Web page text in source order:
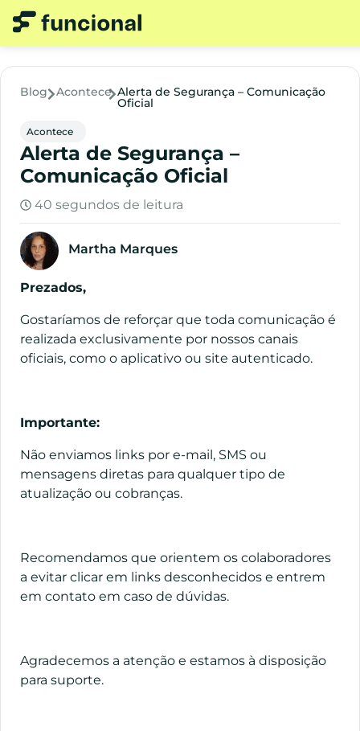
Blog Acontece Alerta de Segurança – Comunicação
Oficial
Acontece
Alerta de Segurança –
Comunicação Oficial
40 segundos de leitura
Martha Marques
Prezados,
Gostaríamos de reforçar que toda comunicação é
realizada exclusivamente por nossos canais
oficiais, como o aplicativo ou site autenticado.
Importante:
Não enviamos links por e-mail, SMS ou
mensagens diretas para qualquer tipo de
atualização ou cobranças.
Recomendamos que orientem os colaboradores
a evitar clicar em links desconhecidos e entrem
em contato em caso de dúvidas.
Agradecemos a atenção e estamos à disposição
para suporte.